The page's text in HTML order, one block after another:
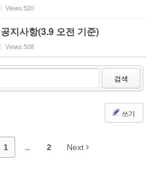
Views520
지사항(3.9 오전 기준)
Views508
검색
쓰기
1 ... 2 Next